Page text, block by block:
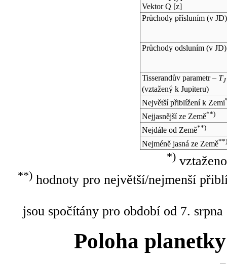
Vektor Q [z]
Průchody přísluním (v JD)
Průchody odsluním (v JD)
Tisserandův parametr – TJ
(vztažený k Jupiteru)
Největší přiblížení k Zemi
Nejjasnější ze Země**)
Nejdále od Země**)
Nejméně jasná ze Země**)
*)
**)hodnoty pro největší/nejmenší
jsou spočítány pro období od 7.
Poloha